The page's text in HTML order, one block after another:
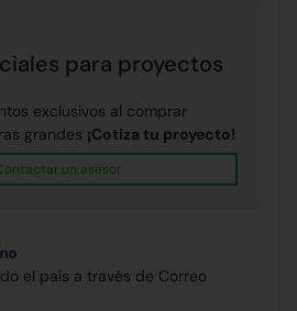
para proyectos
exclusivos al comprar
grandes ¡Cotiza tu proyecto!
un asesor
el país a través de Correo